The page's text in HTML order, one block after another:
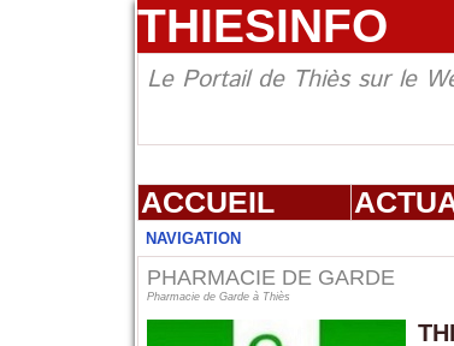
THIESINFO
Le Portail de Thiès sur le
ACCUEIL
NAVIGATION
PHARMACIE DE GARDE
Pharmacie de Garde à Thiès